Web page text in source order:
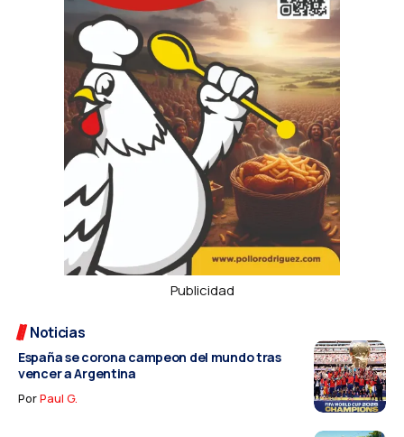
Publicidad
Noticias
España se corona campeon del mundo tras
vencer a Argentina
PorPaul G.